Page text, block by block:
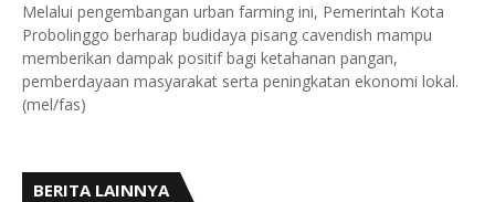
Melalui pengembangan urban farming ini, Pemerintah Kota
Probolinggo berharap budidaya pisang cavendish mampu
memberikan dampak positif bagi ketahanan pangan,
pemberdayaan masyarakat serta peningkatan ekonomi lokal.
(mel/fas)
BERITA LAINNYA